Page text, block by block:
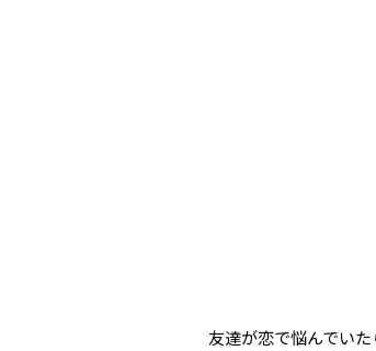
友達が恋で悩んでい